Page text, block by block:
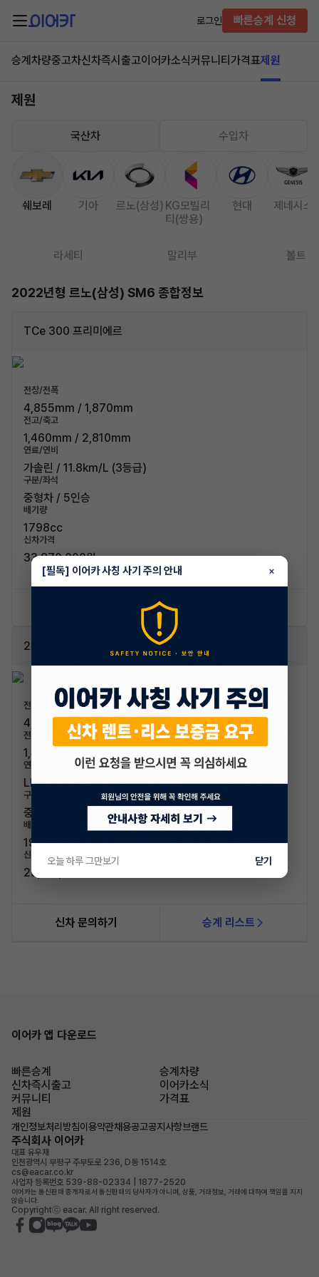
로그인 빠른승계 신청
승계차량중고차신차즉시출고이어카소식커뮤니티 가격표제원
제원
국산차 수입차
쉐보레 기아 르노(삼성) KG모빌리
티(쌍용)
현대 제네시스
라세티 말리부 볼트
2022년형 르노(삼성) SM6 종합정보
TCe 300 프리미에르
전장/전폭
4,855mm / 1,870mm
전고/축고
1,460mm / 2,810mm
연료/연비
가솔린 / 11.8km/L (3등급)
구분/좌석
중형차 / 5인승
배기량
1798cc
신차가격
33,870,000원
2.0 LPe SE 플러스
전장/전폭
4,855mm / 1,870mm
전고/축고
1,460mm / 2,810mm
연료/연비
LPG / 9.5km/L (4등급)
구분/좌석
중형차 / 5인승
배기량
1998cc
신차가격
25,130,000원
신차 문의하기 승계 리스트
이어카 앱 다운로드
빠른승계
승계차량
신차즉시출고
이어카소식
커뮤니티
가격표
제원
개인정보처리방침이용약관채용공고공지사항브랜드
주식회사 이어카
대표 유우재
인천광역시 부평구 주부토로 236, D동 1514호
cs@eacar.co.kr
사업자 등록번호 539-88-02334 | 1877-2520
이어카는 통신판매 중개자로서 통신판매의 당사자가 아니며, 상품, 거래정보, 거래에 대하여 책임을 지지
않습니다.
Copyrightⓒ eacar. All right reserved.
[필독] 이어카 사칭 사기 주의 안내 ×
오늘 하루 그만보기 닫기